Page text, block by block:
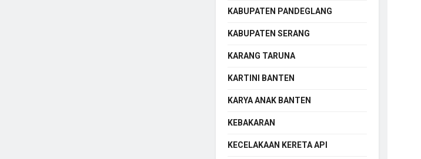
KABUPATEN PANDEGLANG
KABUPATEN SERANG
KARANG TARUNA
KARTINI BANTEN
KARYA ANAK BANTEN
KEBAKARAN
KECELAKAAN KERETA API